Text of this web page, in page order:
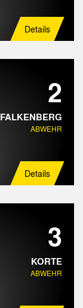
Details
2
FALKENBERG
ABWEHR
Details
3
KORTE
ABWEHR